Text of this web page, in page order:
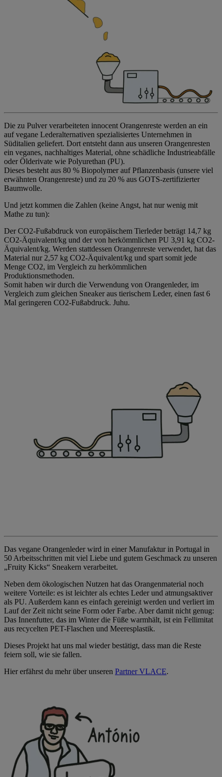
Die zu Pulver verarbeiteten innocent Orangenreste werden an ein
auf vegane Lederalternativen spezialisiertes Unternehmen in
Süditalien geliefert. Dort entsteht dann aus unseren Orangenresten
ein veganes, nachhaltiges Material, ohne schädliche Industrieabfälle
oder Ölderivate wie Polyurethan (PU). ​
Dieses besteht aus 80 % Biopolymer auf Pflanzenbasis (unsere viel
erwähnten Orangenreste) und zu 20 % aus GOTS-zertifizierter
Baumwolle. ​
Und jetzt kommen die Zahlen (keine Angst, hat nur wenig mit
Mathe zu tun):​
Der CO2-Fußabdruck von europäischem Tierleder beträgt 14,7 kg
CO2-Äquivalent/kg und der von herkömmlichen PU 3,91 kg CO2-
Äquivalent/kg. Werden stattdessen Orangenreste verwendet, hat das
Material nur 2,57 kg CO2-Äquivalent/kg und spart somit jede
Menge CO2, im Vergleich zu herkömmlichen
Produktionsmethoden. ​
Somit haben wir durch die Verwendung von Orangenleder, im
Vergleich zum gleichen Sneaker aus tierischem Leder, einen fast 6
Mal geringeren CO2-Fußabdruck. Juhu.​
Das vegane Orangenleder wird in einer Manufaktur in Portugal in
50 Arbeitsschritten mit viel Liebe und gutem Geschmack zu unseren
„Fruity Kicks“ Sneakern verarbeitet.​
Neben dem ökologischen Nutzen hat das Orangenmaterial noch
weitere Vorteile: es ist leichter als echtes Leder und atmungsaktiver
als PU. Außerdem kann es einfach gereinigt werden und verliert im
Lauf der Zeit nicht seine Form oder Farbe. Aber damit nicht genug:
Das Innenfutter, das im Winter die Füße warmhält, ist ein Fellimitat
aus recycelten PET-Flaschen und Meeresplastik. ​
Dieses Projekt hat uns mal wieder bestätigt, dass man die Reste
feiern soll, wie sie fallen.​
Hier erfährst du mehr über unseren Partner VLACE.​